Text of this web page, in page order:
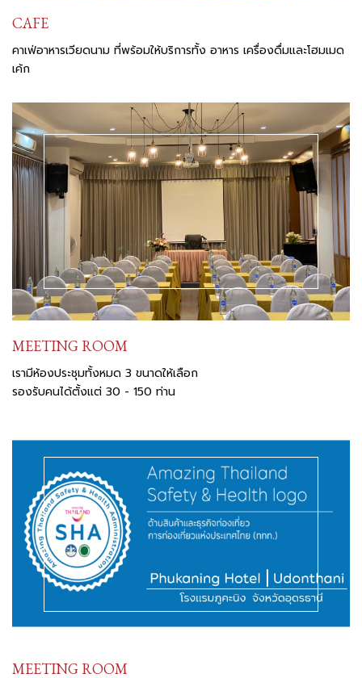
CAFE
คาเฟ่อาหารเวียดนาม ที่พร้อมให้บริการทั้ง อาหาร เครื่องดื่มและโฮมเมด
เค้ก
MEETING ROOM
เรามีห้องประชุมทั้งหมด 3 ขนาดให้เลือก
รองรับคนได้ตั้งแต่ 30 - 150 ท่าน
MEETING ROOM